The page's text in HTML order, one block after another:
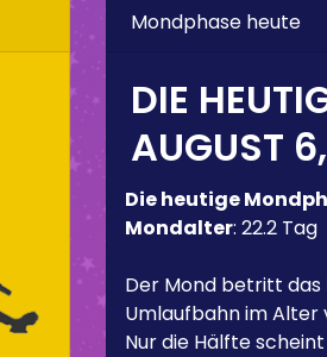
Mondphase heute
DIE
AUGUST
Die heutige
Mondalter: 22.2 Tag
Der Mond betritt
Umlaufbahn im Alter
Nur die Hälfte